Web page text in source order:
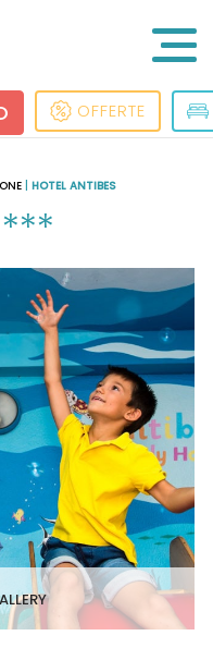
OFFERTE
HOTEL ANTIBES